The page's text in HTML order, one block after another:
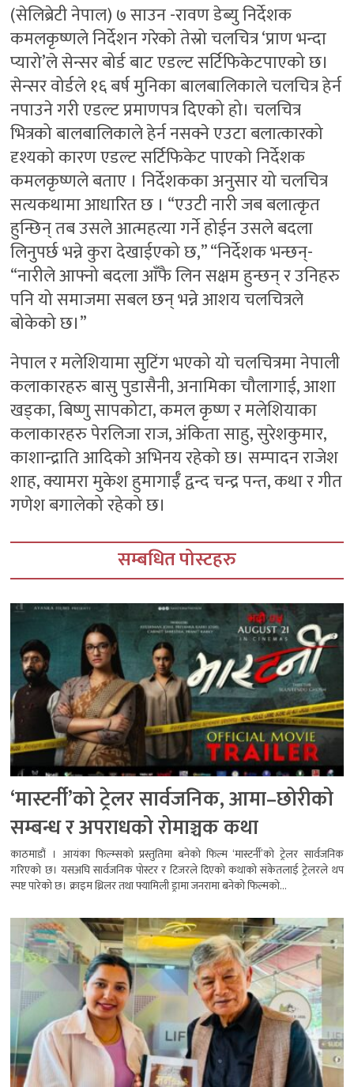
(सेलिब्रेटी नेपाल) ७ साउन -रावण डेब्यु निर्देशक
कमलकृष्णले निर्देशन गरेको तेस्रो चलचित्र ‘प्राण भन्दा
प्यारो’ले सेन्सर बोर्ड बाट एडल्ट सर्टिफिकेटपाएको छ।
सेन्सर वोर्डले १६ बर्ष मुनिका बालबालिकाले चलचित्र हेर्न
नपाउने गरी एडल्ट प्रमाणपत्र दिएको हो। चलचित्र
भित्रको बालबालिकाले हेर्न नसक्ने एउटा बलात्कारको
दृश्यको कारण एडल्ट सर्टिफिकेट पाएको निर्देशक
कमलकृष्णले बताए । निर्देशकका अनुसार यो चलचित्र
सत्यकथामा आधारित छ । “एउटी नारी जब बलात्कृत
हुन्छिन् तब उसले आत्महत्या गर्ने होईन उसले बदला
लिनुपर्छ भन्ने कुरा देखाईएको छ,” “निर्देशक भन्छन्-
“नारीले आफ्नो बदला आँफै लिन सक्षम हुन्छन् र उनिहरु
पनि यो समाजमा सबल छन् भन्ने आशय चलचित्रले
बोकेको छ।”
नेपाल र मलेशियामा सुटिंग भएको यो चलचित्रमा नेपाली
कलाकारहरु बासु पुडासैनी, अनामिका चौलागाई, आशा
खड्का, बिष्णु सापकोटा, कमल कृष्ण र मलेशियाका
कलाकारहरु पेरलिजा राज, अंकिता साहु, सुरेशकुमार,
काशान्द्राति आदिको अभिनय रहेको छ। सम्पादन राजेश
शाह, क्यामरा मुकेश हुमागाईँ द्वन्द चन्द्र पन्त, कथा र गीत
गणेश बगालेको रहेको छ।
सम्बधित पोस्टहरु
‘मास्टर्नी’को ट्रेलर सार्वजनिक, आमा–छोरीको
सम्बन्ध र अपराधको रोमाञ्चक कथा
काठमाडौं । आयंका फिल्म्सको प्रस्तुतिमा बनेको फिल्म ‘मास्टर्नी’को ट्रेलर सार्वजनिक
गरिएको छ। यसअघि सार्वजनिक पोस्टर र टिजरले दिएको कथाको संकेतलाई ट्रेलरले थप
स्पष्ट पारेको छ। क्राइम थ्रिलर तथा फ्यामिली ड्रामा जनरामा बनेको फिल्मको...